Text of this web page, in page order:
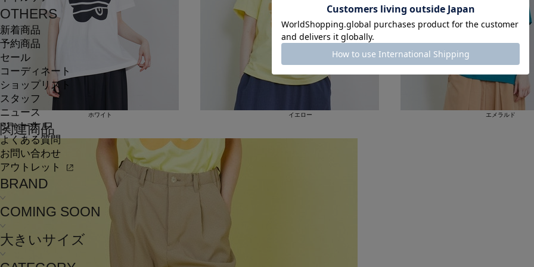
OTHERS
新着商品
予約商品
セール
コーディネート
ショップリスト
スタッフ
ニュース
ジャーナル
よくある質問
お問い合わせ
アウトレット
BRAND
COMING SOON
大きいサイズ
ホワイト イエロー エメラルド
関連商品